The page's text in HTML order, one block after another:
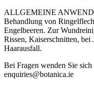
ALLGEMEINE
Behandlung von
Engelbeeren. Zur
Rissen, Kaiserschnitten,
Haarausfall.
Bei Fragen wenden Sie
enquiries@botanica.ie